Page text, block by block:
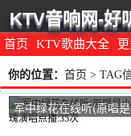
首页 KTV歌曲大全
KTV音响网-好
你的位置： 首页 > TAG
军中绿花在线听(原唱
曾)，黄玫瑰演唱点播:35